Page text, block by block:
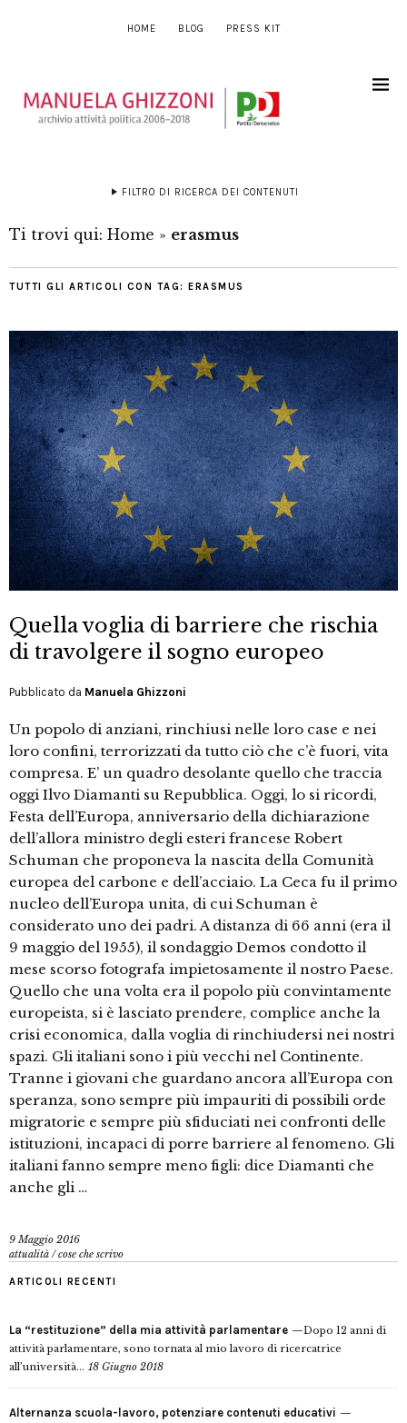
HOME BLOG PRESS KIT
FILTRO DI RICERCA DEI CONTENUTI
Ti trovi qui: Home » erasmus
TUTTI GLI ARTICOLI CON TAG: ERASMUS
Quella voglia di barriere che rischia
di travolgere il sogno europeo
Pubblicato da Manuela Ghizzoni
Un popolo di anziani, rinchiusi nelle loro case e nei
loro confini, terrorizzati da tutto ciò che c’è fuori, vita
compresa. E’ un quadro desolante quello che traccia
oggi Ilvo Diamanti su Repubblica. Oggi, lo si ricordi,
Festa dell’Europa, anniversario della dichiarazione
dell’allora ministro degli esteri francese Robert
Schuman che proponeva la nascita della Comunità
europea del carbone e dell’acciaio. La Ceca fu il primo
nucleo dell’Europa unita, di cui Schuman è
considerato uno dei padri. A distanza di 66 anni (era il
9 maggio del 1955), il sondaggio Demos condotto il
mese scorso fotografa impietosamente il nostro Paese.
Quello che una volta era il popolo più convintamente
europeista, si è lasciato prendere, complice anche la
crisi economica, dalla voglia di rinchiudersi nei nostri
spazi. Gli italiani sono i più vecchi nel Continente.
Tranne i giovani che guardano ancora all’Europa con
speranza, sono sempre più impauriti di possibili orde
migratorie e sempre più sfiduciati nei confronti delle
istituzioni, incapaci di porre barriere al fenomeno. Gli
italiani fanno sempre meno figli: dice Diamanti che
anche gli …
9 Maggio 2016
attualità /cose che scrivo
ARTICOLI RECENTI
La “restituzione” della mia attività parlamentare
Dopo 12 anni di
attività parlamentare, sono tornata al mio lavoro di ricercatrice
all’università... 18 Giugno 2018
Alternanza scuola-lavoro, potenziare contenuti educativi